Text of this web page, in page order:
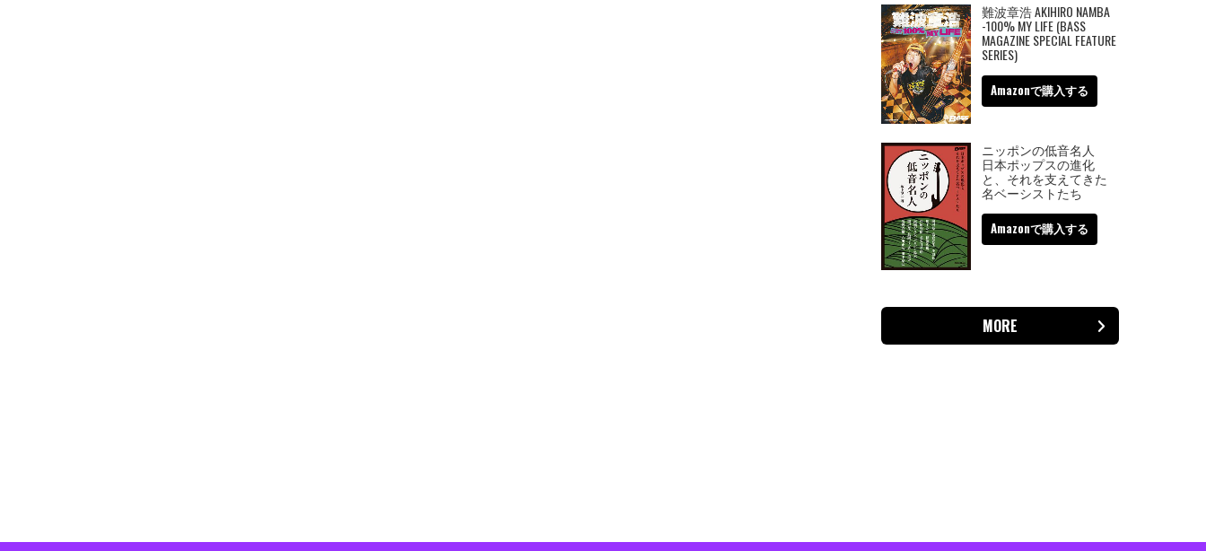
難波章浩 AKIHIRO NAMBA
-100% MY LIFE (BASS
MAGAZINE SPECIAL FEATURE
SERIES)
Amazonで購入する
ニッポンの低音名人
日本ポップスの進化
と、それを支えてきた
名ベーシストたち
Amazonで購入する
MORE